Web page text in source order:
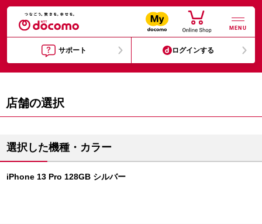
MENU
サポート ログインする
店舗の選択
選択した機種・カラー
iPhone 13 Pro 128GB シルバー